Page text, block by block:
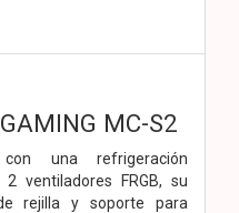
MC-S2
una refrigeración
ventiladores FRGB, su
rejilla y soporte para